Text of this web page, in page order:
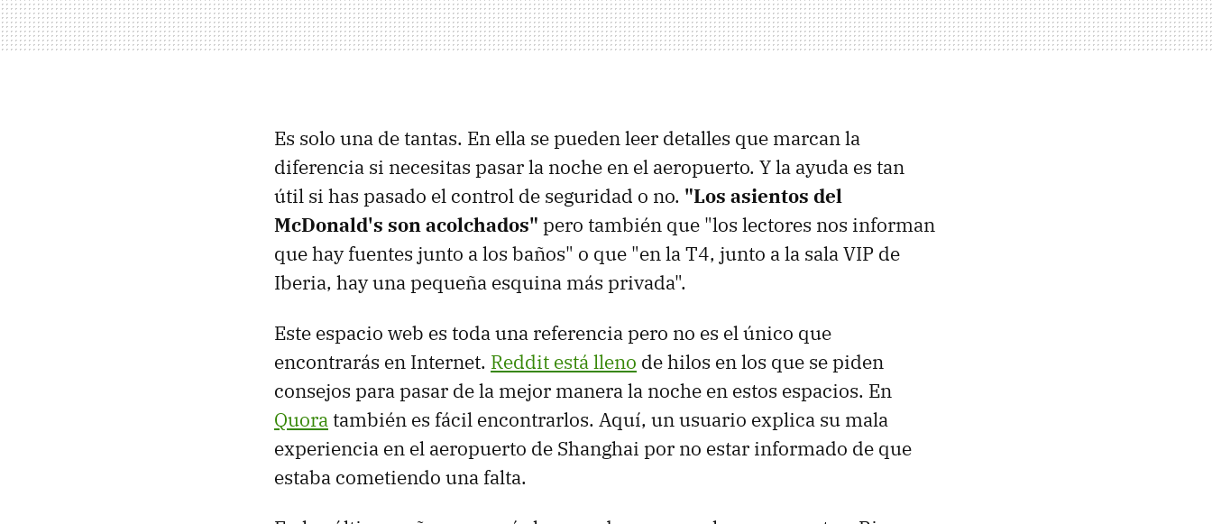
Es solo una de tantas. En ella se pueden leer detalles que marcan la
diferencia si necesitas pasar la noche en el aeropuerto. Y la ayuda es tan
útil si has pasado el control de seguridad o no. "Los asientos del
McDonald's son acolchados" pero también que "los lectores nos informan
que hay fuentes junto a los baños" o que "en la T4, junto a la sala VIP de
Iberia, hay una pequeña esquina más privada".
Este espacio web es toda una referencia pero no es el único que
encontrarás en Internet. Reddit está lleno de hilos en los que se piden
consejos para pasar de la mejor manera la noche en estos espacios. En
Quora también es fácil encontrarlos. Aquí, un usuario explica su mala
experiencia en el aeropuerto de Shanghai por no estar informado de que
estaba cometiendo una falta.